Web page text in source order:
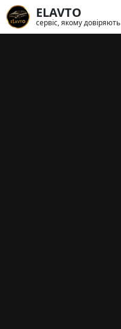
ELAVTO
сервіс, якому довіряють